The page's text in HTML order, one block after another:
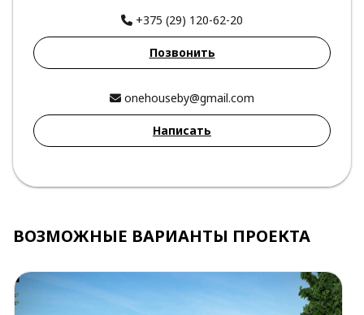
+375 (29) 120-62-20
Позвонить
onehouseby@gmail.com
Написать
ВОЗМОЖНЫЕ ВАРИАНТЫ ПРОЕКТА